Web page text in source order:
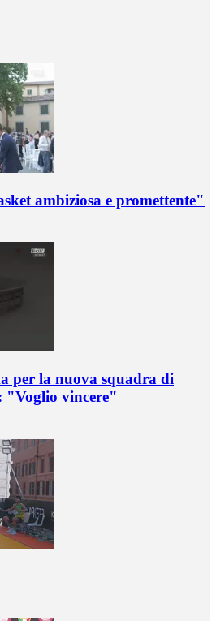
ambiziosa e promettente"
per la nuova squadra di
"Voglio vincere"